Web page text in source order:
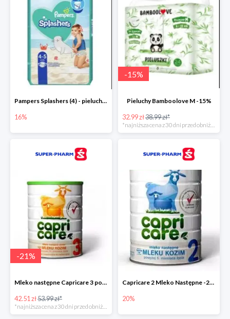
Pampers Splashers (4) - pieluchy jednorazowe do pływania -16%
16%
-15%
Pieluchy Bamboolove M -15%
32.99 zł38.99 zł*
-21%
Mleko następne Capricare 3 powyżej 12 miesięcy 400 g
42.51 zł53.99 zł*
Capricare 2 Mleko Następne -20%
20%